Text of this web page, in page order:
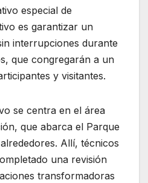
especial de
es garantizar un
interrupciones durante
que congregarán a un
y visitantes.
se centra en el área
que abarca el Parque
Allí, técnicos
una revisión
transformadoras